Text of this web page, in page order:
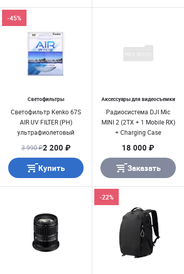
Светофильтры
Светофильтр Kenko 67S
AIR UV FILTER (PH)
ультрафиолетовый
-45%
3 990 ₽2 200 ₽
Купить
Аксессуары для видеосъемки
Радиосистема DJI Mic
MINI 2 (2TX + 1 Mobile RX)
+ Charging Case
18 000 ₽
Заказать
-22%